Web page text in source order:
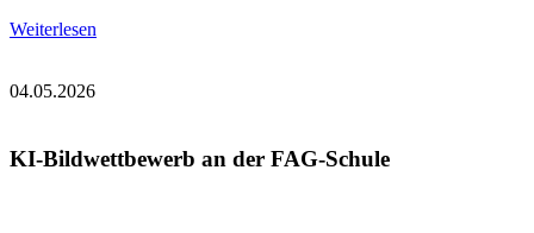
Weiterlesen
04.05.2026
KI-Bildwettbewerb an der FAG-Schule